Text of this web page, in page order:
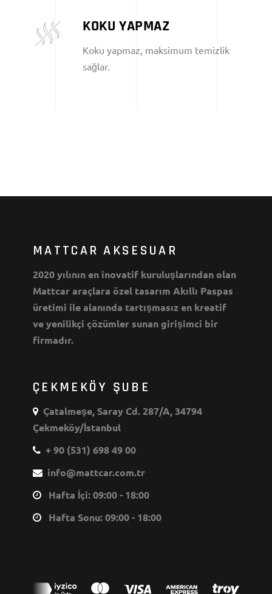
KOKU YAPMAZ
Koku yapmaz, maksimum temizlik
sağlar.
MATTCAR AKSESUAR
2020 yılının en inovatif kuruluşlarından olan
Mattcar araçlara özel tasarım Akıllı Paspas
üretimi ile alanında tartışmasız en kreatif
ve yenilikçi çözümler sunan girişimci bir
firmadır.
ÇEKMEKÖY ŞUBE
Çatalmeşe, Saray Cd. 287/A, 34794
Çekmeköy/İstanbul
+ 90 (531) 698 49 00
info@mattcar.com.tr
Hafta İçi: 09:00 - 18:00
Hafta Sonu: 09:00 - 18:00